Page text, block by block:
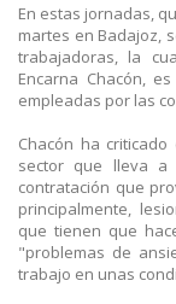
En estas jornadas,
martes en Badajoz,
trabajadoras, la
Encarna Chacón,
empleadas por las
Chacón ha
sector que lleva a
contratación que
principalmente,
que tienen que
"problemas de
trabajo en unas